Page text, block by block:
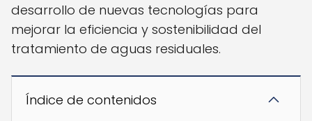
desarrollo de nuevas tecnologías para
mejorar la eficiencia y sostenibilidad del
tratamiento de aguas residuales.
Índice de contenidos